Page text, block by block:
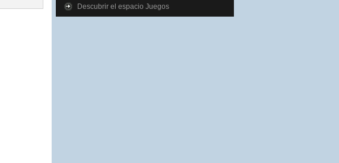
Descubrir el espacio Juegos